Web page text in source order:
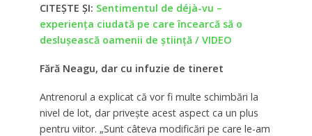
CITEȘTE ȘI: Sentimentul de déjà-vu –
experienţa ciudată pe care încearcă să o
deslușească oamenii de ştiinţă / VIDEO
Fără Neagu, dar cu infuzie de tineret
Antrenorul a explicat că vor fi multe schimbări la
nivel de lot, dar privește acest aspect ca un plus
pentru viitor. „Sunt câteva modificări pe care le-am